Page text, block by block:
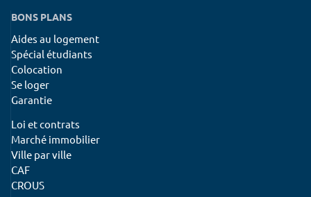
BONS PLANS
Aides au logement
Spécial étudiants
Colocation
Se loger
Garantie
Loi et contrats
Marché immobilier
Ville par ville
CAF
CROUS